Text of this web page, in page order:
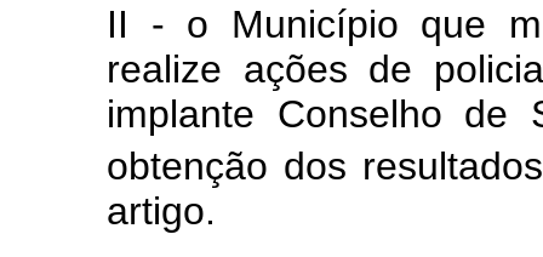
II - o Município que
realize ações de
implante Conselho de
obtenção dos
artigo.